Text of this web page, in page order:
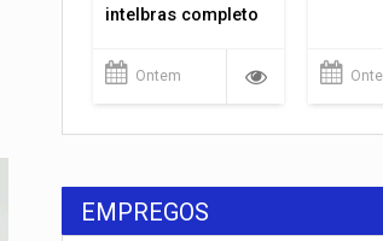
intelbras completo
Ontem
EMPREGOS